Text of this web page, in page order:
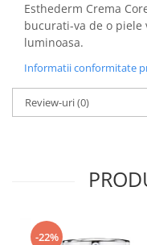
Esthederm Crema
bucurati-va de o
luminoasa.
Informatii conformitate
Review-uri(0)
-22%